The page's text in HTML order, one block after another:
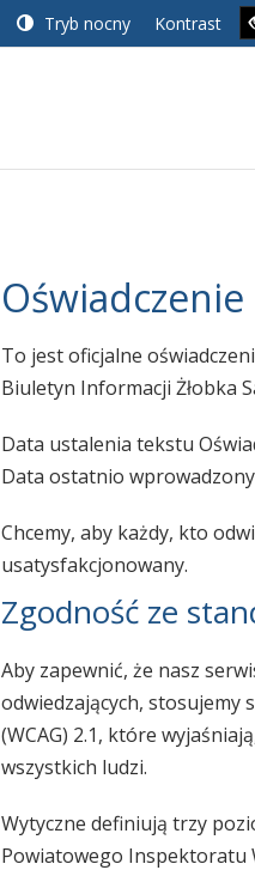
Tryb nocny Kontrast
To jest oficjalne
Biuletyn Informacji Żłobka
Data ustalenia tekstu
Data ostatnio
Chcemy, aby każdy, kto
usatysfakcjonowany.
Zgodność ze
Aby zapewnić, że nasz
odwiedzających, stosujemy
(WCAG) 2.1, które
wszystkich ludzi.
Wytyczne definiują trzy
Powiatowego Inspektoratu